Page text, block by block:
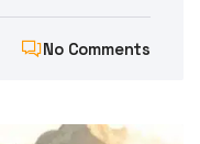
No Comments